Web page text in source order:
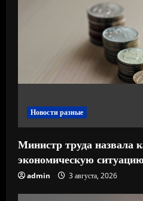
и
Новости разные
Министр труда назвала
экономическую
admin 3 августа, 2026